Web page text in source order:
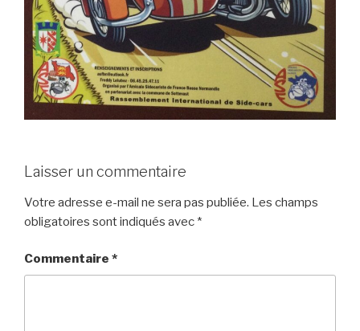
Laisser un commentaire
Votre adresse e-mail ne sera pas publiée. Les champs
obligatoires sont indiqués avec *
Commentaire *